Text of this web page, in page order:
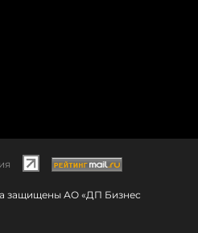
защищены АО «ДП Бизнес